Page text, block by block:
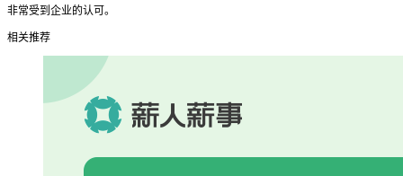
非常受到企业的认可。
相关推荐